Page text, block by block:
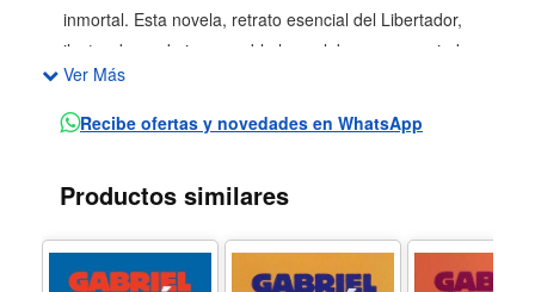
inmortal. Esta novela, retrato esencial del Libertador,
ilustra de modo insuperable las palabras pronunciadas
por García Márquez en 1982 al recibir el Premio Nobel,
acerca del destino humano: «… nuestra condición de
veces, la incomprensión y el olvido».
Ver Más
Recibe ofertas y novedades en WhatsApp
Productos similares